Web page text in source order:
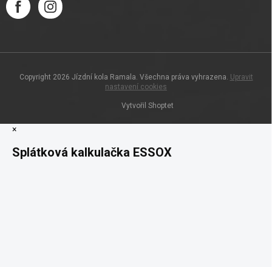
Vytvořil Shoptet
Copyright 2026 Jízdní kola Ramala. Všechna práva vyhrazena. Upravit
nastavení cookies
×
Splátková kalkulačka ESSOX